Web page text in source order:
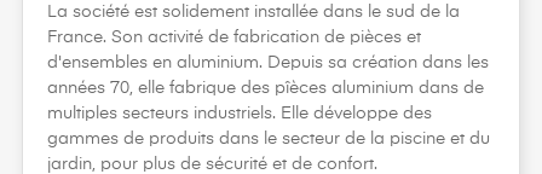
La société est solidement installée dans le sud de la
France. Son activité de fabrication de pièces et
d'ensembles en aluminium. Depuis sa création dans les
années 70, elle fabrique des pîèces aluminium dans de
multiples secteurs industriels. Elle développe des
gammes de produits dans le secteur de la piscine et du
jardin, pour plus de sécurité et de confort.